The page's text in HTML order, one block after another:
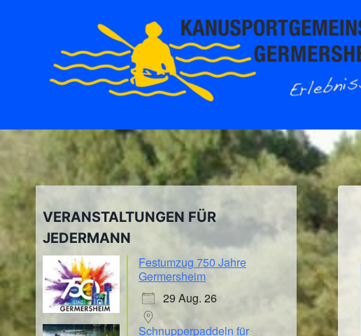
VERANSTALTUNGEN FÜR
JEDERMANN
Festumzug 750 Jahre
Germersheim
29 Aug. 26
Schnupperpaddeln für